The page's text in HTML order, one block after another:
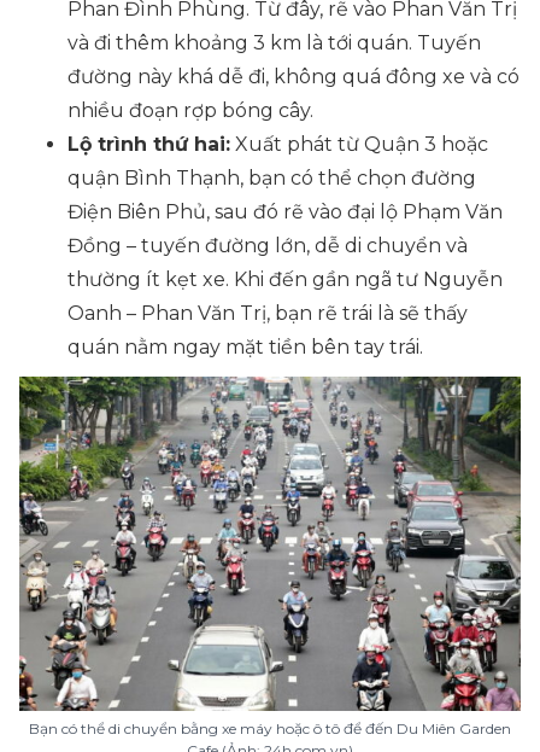
Phan Đình Phùng. Từ đây, rẽ vào Phan Văn Trị
và đi thêm khoảng 3 km là tới quán. Tuyến
đường này khá dễ đi, không quá đông xe và có
nhiều đoạn rợp bóng cây.
Lộ trình thứ hai: Xuất phát từ Quận 3 hoặc
quận Bình Thạnh, bạn có thể chọn đường
Điện Biên Phủ, sau đó rẽ vào đại lộ Phạm Văn
Đồng – tuyến đường lớn, dễ di chuyển và
thường ít kẹt xe. Khi đến gần ngã tư Nguyễn
Oanh – Phan Văn Trị, bạn rẽ trái là sẽ thấy
quán nằm ngay mặt tiền bên tay trái.
Bạn có thể di chuyển bằng xe máy hoặc ô tô để đến Du Miên Garden